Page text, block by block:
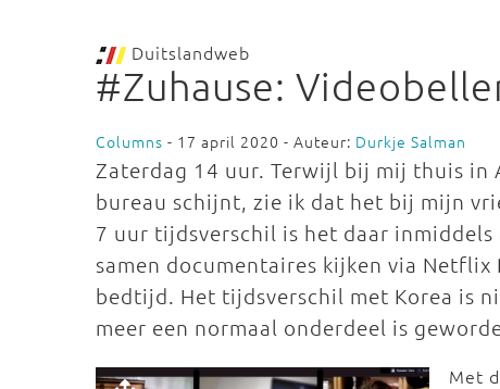
Duitslandweb
#Zuhause:
Columns - 17 april 2020 - Auteur: Durkje Salman
Zaterdag 14 uur. Terwijl bij mij thuis
bureau schijnt, zie ik dat het bij mijn
7 uur tijdsverschil is het daar inmiddels
samen documentaires kijken via
bedtijd. Het tijdsverschil met Korea is
meer een normaal onderdeel is
Met